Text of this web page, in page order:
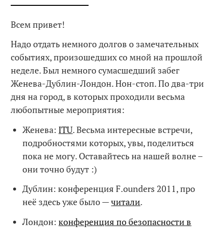
Всем привет!
Надо отдать немного долгов о замечательных
событиях, произошедших со мной на прошлой
неделе. Был немного сумасшедший забег
Женева-Дублин-Лондон. Нон-стоп. По два-три
дня на город, в которых проходили весьма
любопытные мероприятия:
Женева: ITU. Весьма интересные встречи,
подробностями которых, увы, поделиться
пока не могу. Оставайтесь на нашей волне –
они точно будут :)
Дублин: конференция F.ounders 2011, про
неё здесь уже было —читали.
Лондон:конференция по безопасности в